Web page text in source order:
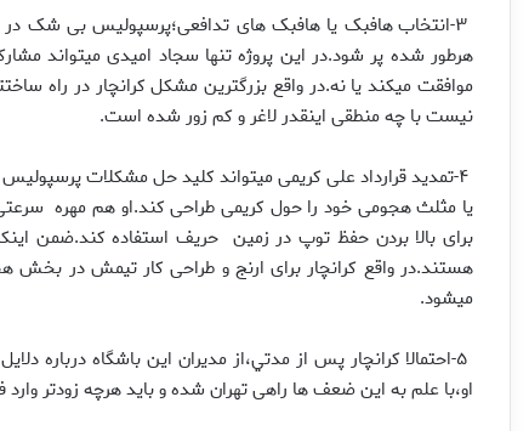
۳-انتخاب هافبک یا هافبک های تدافعی؛پرسپولیس بی شک در
هرطور شده پر شود.در این پروژه تنها سجاد امیدی میتواند
موافقت میکند یا نه.در واقع بزرگترین مشکل کرانچار در راه
نیست با چه منطقی اینقدر لاغر و کم زور شده است.
۴-تمدید قرارداد علی کریمی میتواند کلید حل مشکلات
یا مثلث هجومی خود را حول کریمی طراحی کند.او هم مهره سرعتی
برای بالا بردن حفظ توپ در زمين حریف استفاده کند.ضمن
هستند.در واقع کرانچار برای ارنج و طراحی کار تیمش در
میشود.
۵-احتمالا کرانچار پس از مدتي،از مدیران این باشگاه
او،با علم به این ضعف ها راهی تهران شده و باید هرچه زودتر